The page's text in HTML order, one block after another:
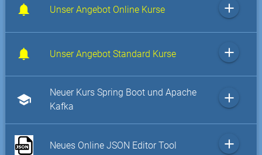
Unser Angebot Online Kurse add
Unser Angebot Standard Kurse add
school
Neuer Kurs Spring Boot und Apache
Kafka
add
Neues Online JSON Editor Tool add